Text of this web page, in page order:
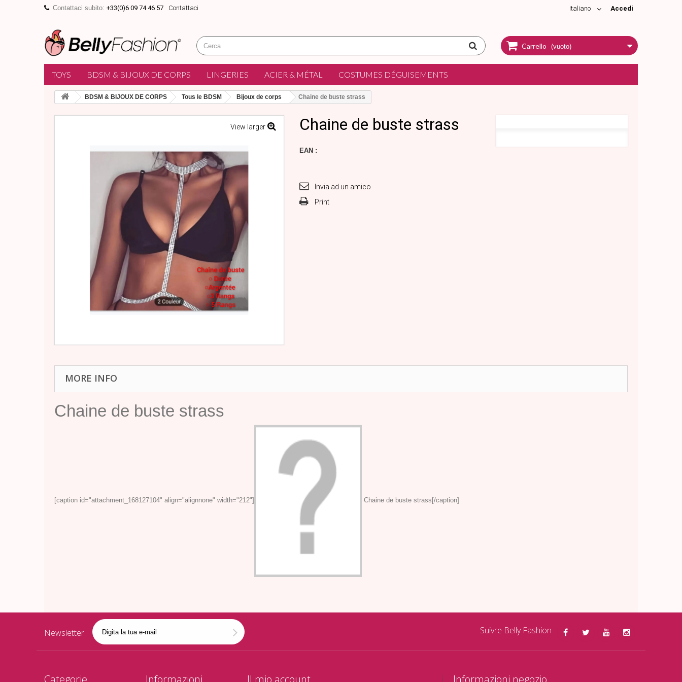
Accedi
Italiano
Contattaci subito: +33(0)6 09 74 46 57 Contattaci
Carrello (vuoto)
TOYS BDSM & BIJOUX DE CORPS LINGERIES ACIER & MÉTAL COSTUMES DÉGUISEMENTS
BDSM & BIJOUX DE CORPS Tous le BDSM Bijoux de corps Chaine de buste strass
View larger Chaine de buste strass
EAN :
Invia ad un amico
Print
MORE INFO
Chaine de buste strass
[caption id="attachment_168127104" align="alignnone" width="212"] Chaine de buste strass[/caption]
Newsletter Suivre Belly Fashion